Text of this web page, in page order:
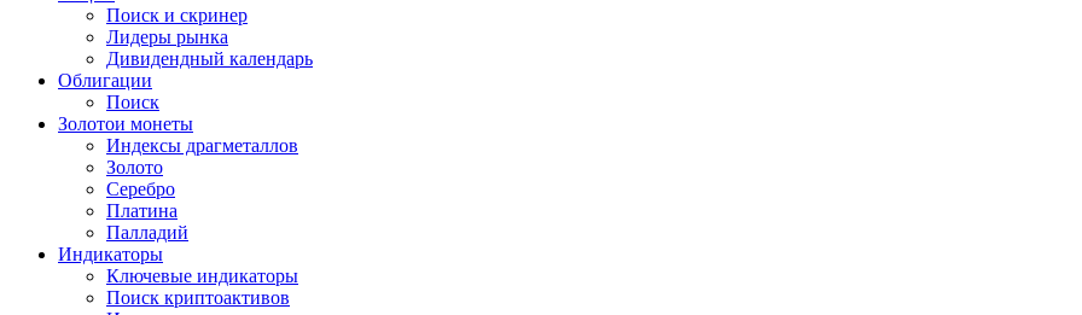
Поиск и скринер
Лидеры рынка
Дивидендный календарь
Облигации
Поиск
Золотои монеты
Индексы драгметаллов
Золото
Серебро
Платина
Палладий
Индикаторы
Ключевые индикаторы
Поиск криптоактивов